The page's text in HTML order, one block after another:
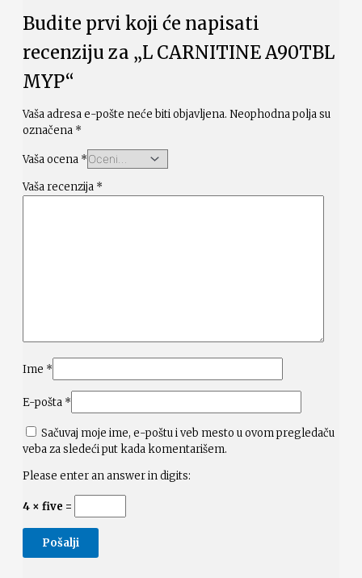
Budite prvi koji će napisati
recenziju za „L CARNITINE A90TBL
MYP“
Vaša adresa e-pošte neće biti objavljena. Neophodna polja su
označena *
Vaša ocena *
Vaša recenzija *
Ime *
E-pošta *
Sačuvaj moje ime, e-poštu i veb mesto u ovom pregledaču
veba za sledeći put kada komentarišem.
Please enter an answer in digits:
4 × five =